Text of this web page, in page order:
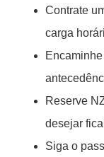
Contrate
carga
Reserve
desejar
Siga o